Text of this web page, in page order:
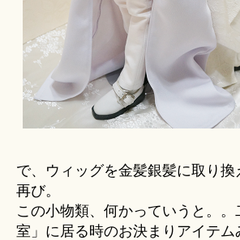
で、ウィッグを金髪銀髪に取り
再び。
この小物類、何かっていうと。。
室」に居る時のお決まりアイテム